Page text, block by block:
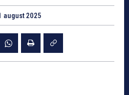
august 2025